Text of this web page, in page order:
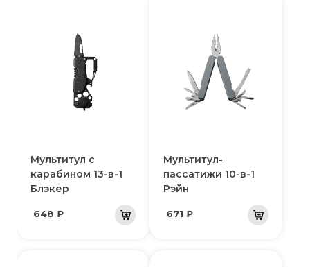
Мультитул с
карабином 13-в-1
Блэкер
648 ₽
Мультитул-
пассатижи 10-в-1
Рэйн
671 ₽